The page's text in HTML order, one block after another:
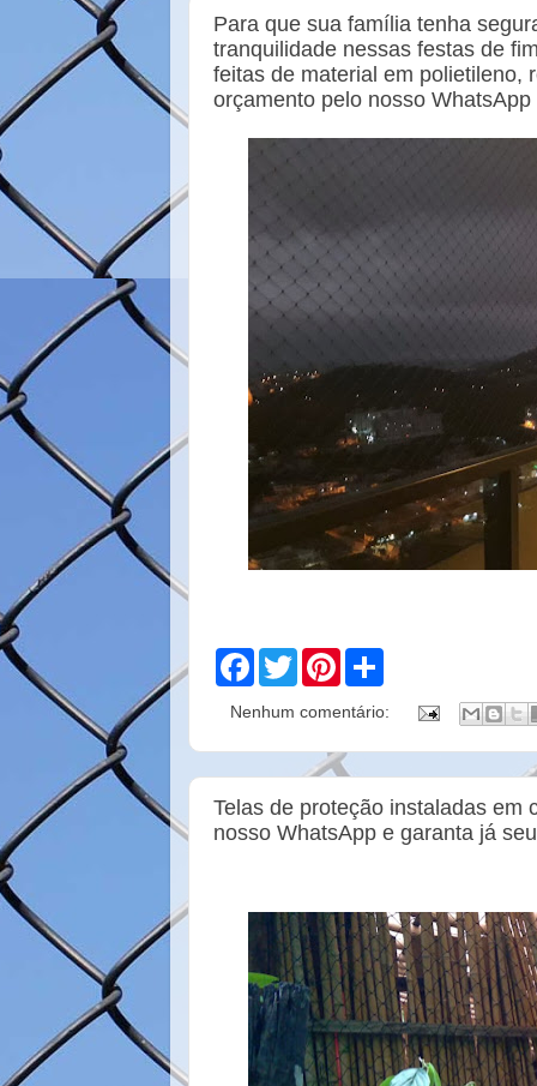
t
Para que sua família tenha
tranquilidade nessas festas de
feitas de material em polietileno,
orçamento pelo nosso
F
e
o
T
w
t
e
P
t
r
e
t
r
Nenhum comentário:
Telas de proteção instaladas em
nosso WhatsApp e garanta já